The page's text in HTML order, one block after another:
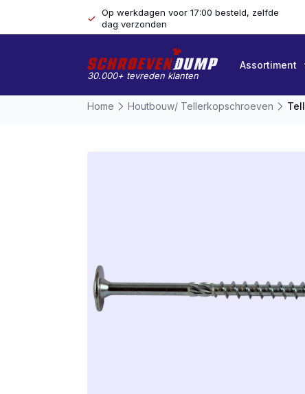
Op werkdagen voor 17:00 besteld, zelfde
dag verzonden
30.000+ tevreden klanten
Assortiment
Home Houtbouw/ Tellerkopschroeven